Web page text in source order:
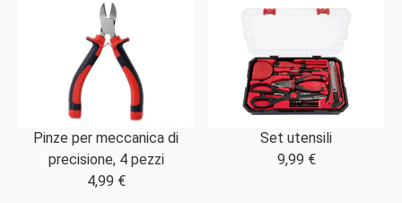
Pinze per meccanica di
precisione, 4 pezzi
4,99 €
Set utensili
9,99 €